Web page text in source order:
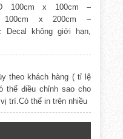
100cm x 100cm –
100cm x 200cm –
Decal không giới hạn,
theo khách hàng ( tỉ lệ
thể điều chỉnh sao cho
trí.Có thể in trên nhiều